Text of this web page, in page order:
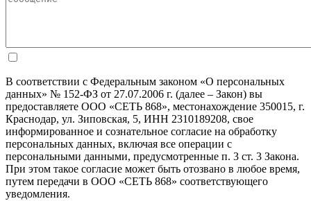
В соответствии с Федеральным законом «О персональных
данных» № 152-ФЗ от 27.07.2006 г. (далее – Закон) вы
предоставляете ООО «СЕТЬ 868», местонахождение 350015, г.
Краснодар, ул. Зиповская, 5, ИНН 2310189208, свое
информированное и сознательное согласие на обработку
персональных данных, включая все операции с
персональными данными, предусмотренные п. 3 ст. 3 Закона.
При этом такое согласие может быть отозвано в любое время,
путем передачи в ООО «СЕТЬ 868» соответствующего
уведомления.